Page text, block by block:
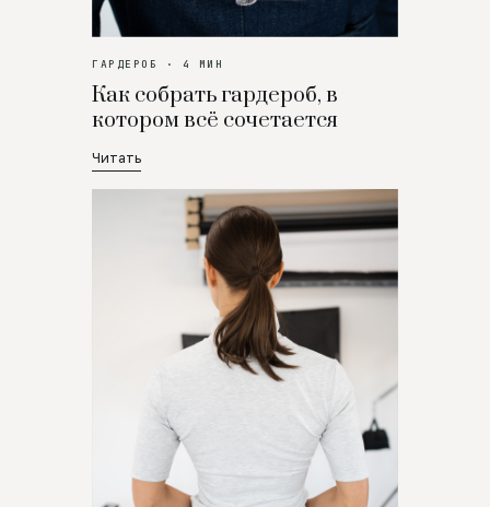
ГАРДЕРОБ · 4 МИН
Как собрать гардероб, в
котором всё сочетается
Читать